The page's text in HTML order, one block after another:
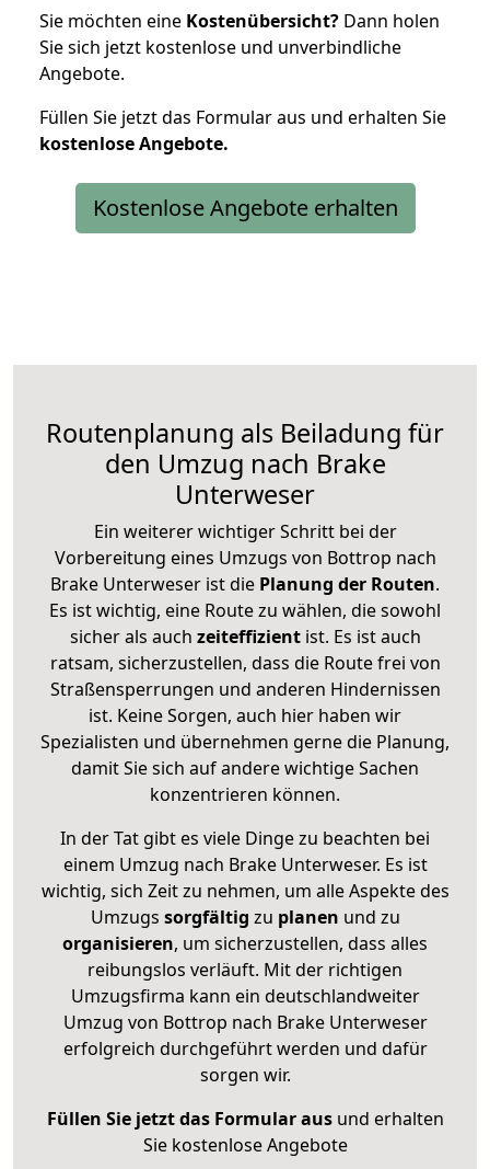
Sie möchten eine Kostenübersicht? Dann holen
Sie sich jetzt kostenlose und unverbindliche
Angebote.
Füllen Sie jetzt das Formular aus und erhalten Sie
kostenloseAngebote.
Kostenlose Angebote erhalten
Routenplanung als Beiladung für
den Umzug nach Brake
Unterweser
Ein weiterer wichtiger Schritt bei der
Vorbereitung eines Umzugs von Bottrop nach
Brake Unterweser ist die Planung der Routen.
Es ist wichtig, eine Route zu wählen, die sowohl
sicher als auch zeiteffizientist. Es ist auch
ratsam, sicherzustellen, dass die Route frei von
Straßensperrungen und anderen Hindernissen
ist. Keine Sorgen, auch hier haben wir
Spezialisten und übernehmen gerne die Planung,
damit Sie sich auf andere wichtige Sachen
konzentrieren können.
In der Tat gibt es viele Dinge zu beachten bei
einem Umzug nach Brake Unterweser. Es ist
wichtig, sich Zeit zu nehmen, um alle Aspekte des
Umzugs sorgfältig zu planen und zu
organisieren, um sicherzustellen, dass alles
reibungslos verläuft. Mit der richtigen
Umzugsfirma kann ein deutschlandweiter
Umzug von Bottrop nach Brake Unterweser
erfolgreich durchgeführt werden und dafür
sorgen wir.
Füllen Sie jetzt das Formular ausund erhalten
Sie kostenlose Angebote